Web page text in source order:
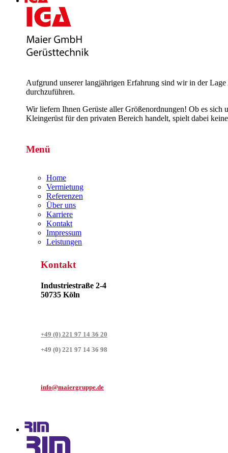
Aufgrund unserer langjährigen Erfahrung sind wir in der
durchzuführen.
Wir liefern Ihnen Gerüste aller Größenordnungen! Ob es sich
Kleingerüst für den privaten Bereich handelt, spielt dabei
Menü
Home
Vermietung
Referenzen
Über uns
Karriere
Kontakt
Impressum
Leistungen
Kontakt
Industriestraße 2-4
50735 Köln
+49 (0) 221 97 14 36 20
+49 (0) 221 97 14 36 98
info@maiergruppe.de